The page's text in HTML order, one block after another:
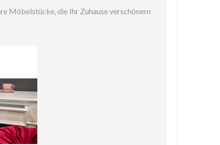
Möbelstücke, die Ihr Zuhause verschönern